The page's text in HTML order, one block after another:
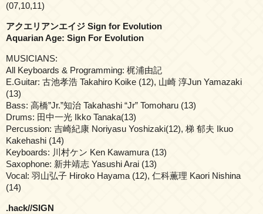
(07,10,11)
アクエリアンエイジ Sign for Evolution
Aquarian Age: Sign For Evolution
MUSICIANS:
All Keyboards & Programming: 梶浦由記
E.Guitar: 古池孝浩 Takahiro Koike (12), 山崎 淳Jun Yamazaki
(13)
Bass: 高橋”Jr.”知治 Takahashi “Jr” Tomoharu (13)
Drums: 田中一光 Ikko Tanaka(13)
Percussion: 吉崎紀康 Noriyasu Yoshizaki(12), 梯 郁夫 Ikuo
Kakehashi (14)
Keyboards: 川村ケン Ken Kawamura (13)
Saxophone: 新井靖志 Yasushi Arai (13)
Vocal: 羽山弘子 Hiroko Hayama (12), 仁科薫理 Kaori Nishina
(14)
.hack//SIGN